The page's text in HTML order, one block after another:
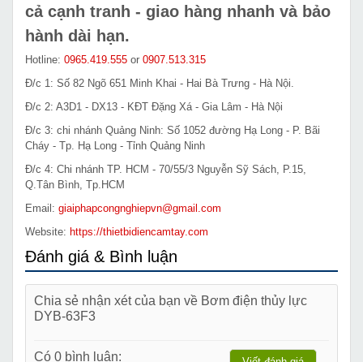
cả cạnh tranh - giao hàng nhanh và bảo
hành dài hạn.
Hotline: 0965.419.555 or 0907.513.315
Đ/c 1: Số 82 Ngõ 651 Minh Khai - Hai Bà Trưng - Hà Nội.
Đ/c 2: A3D1 - DX13 - KĐT Đặng Xá - Gia Lâm - Hà Nội
Đ/c 3: chi nhánh Quảng Ninh: Số 1052 đường Hạ Long - P. Bãi
Cháy - Tp. Hạ Long - Tỉnh Quảng Ninh
Đ/c 4: Chi nhánh TP. HCM - 70/55/3 Nguyễn Sỹ Sách, P.15,
Q.Tân Bình, Tp.HCM
Email: giaiphapcongnghiepvn@gmail.com
Website: https://thietbidiencamtay.com
Đánh giá & Bình luận
Chia sẻ nhận xét của bạn về Bơm điện thủy lực
DYB-63F3
Có 0 bình luận: